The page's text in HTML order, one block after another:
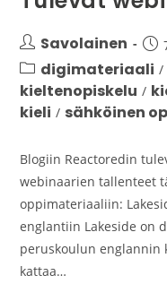
Savolainen
digimateriaali /
kieltenopiskelu /
kieli / sähköinen
Blogiin Reactoredin
webinaarien tallenteet
oppimateriaaliin:
englantiin Lakeside on
peruskoulun englannin
kattaa…